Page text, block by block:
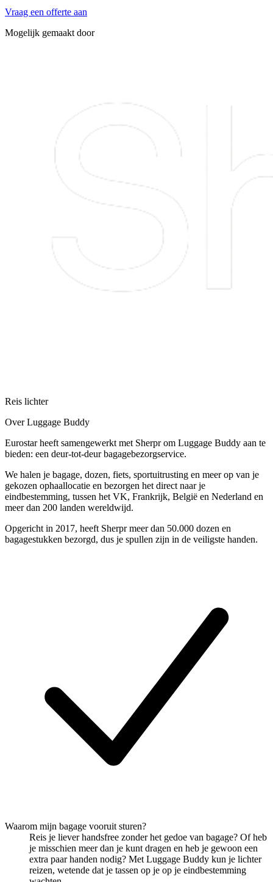
Vraag een offerte aan
Mogelijk gemaakt door
Reis lichter
Over Luggage Buddy
Eurostar heeft samengewerkt met Sherpr om Luggage Buddy aan te
bieden: een deur-tot-deur bagagebezorgservice.
We halen je bagage, dozen, fiets, sportuitrusting en meer op van je
gekozen ophaallocatie en bezorgen het direct naar je
eindbestemming, tussen het VK, Frankrijk, België en Nederland en
meer dan 200 landen wereldwijd.
Opgericht in 2017, heeft Sherpr meer dan 50.000 dozen en
bagagestukken bezorgd, dus je spullen zijn in de veiligste handen.
Waarom mijn bagage vooruit sturen?
Reis je liever handsfree zonder het gedoe van bagage? Of heb
je misschien meer dan je kunt dragen en heb je gewoon een
extra paar handen nodig? Met Luggage Buddy kun je lichter
reizen, wetende dat je tassen op je op je eindbestemming